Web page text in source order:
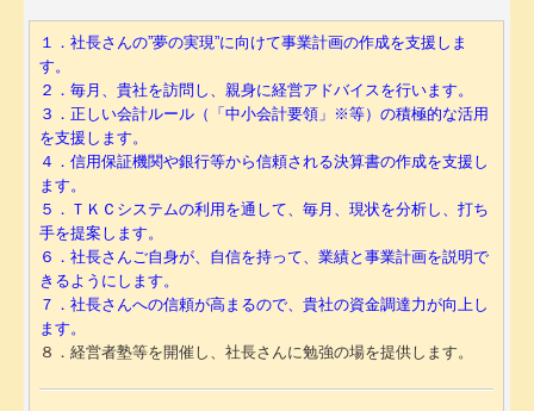
スタッフの１日
セミナー案内
スタッフ募集中！
お客さまのご紹介
お客さまの声
お役立ちコーナー
最新の書籍
１．社長さんの”夢の実現”に向けて事業計画の作成を支援しま
す。
２．毎月、貴社を訪問し、親身に経営アドバイスを行います。
３．正しい会計ルール（「中小会計要領」※等）の積極的な活用
を支援します。
４．信用保証機関や銀行等から信頼される決算書の作成を支援し
ます。
５．ＴＫＣシステムの利用を通して、毎月、現状を分析し、打ち
手を提案します。
６．社長さんご自身が、自信を持って、業績と事業計画を説明で
きるようにします。
７．社長さんへの信頼が高まるので、貴社の資金調達力が向上し
ます。
８．経営者塾等を開催し、社長さんに勉強の場を提供します。